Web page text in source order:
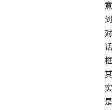
意
到
对
话
框
其
实
是